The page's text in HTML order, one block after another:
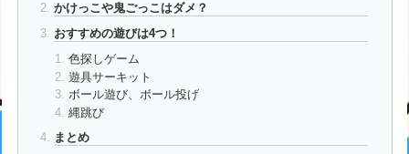
かけっこや鬼ごっこはダメ？
おすすめの遊びは4つ！
色探しゲーム
遊具サーキット
ボール遊び、ボール投げ
縄跳び
まとめ